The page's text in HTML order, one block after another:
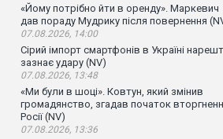
«Йому потрібно йти в оренду». Маркевич
дав пораду Мудрику після повернення
07.08.2026, 14:00
Сірий імпорт смартфонів в Україні
зазнає удару (NV)
07.08.2026, 13:48
«Ми були в шоці». Ковтун, який змінив
громадянство, згадав початок
Росії (NV)
07.08.2026, 13:36